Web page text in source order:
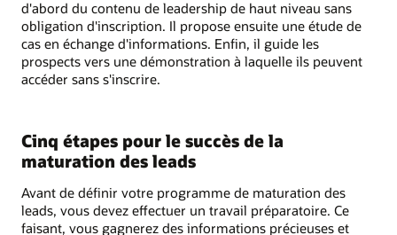
d'abord du contenu de leadership de haut niveau sans
obligation d'inscription. Il propose ensuite une étude de
cas en échange d'informations. Enfin, il guide les
prospects vers une démonstration à laquelle ils peuvent
accéder sans s'inscrire.
Cinq étapes pour le succès de la
maturation des leads
Avant de définir votre programme de maturation des
leads, vous devez effectuer un travail préparatoire. Ce
faisant, vous gagnerez des informations précieuses et